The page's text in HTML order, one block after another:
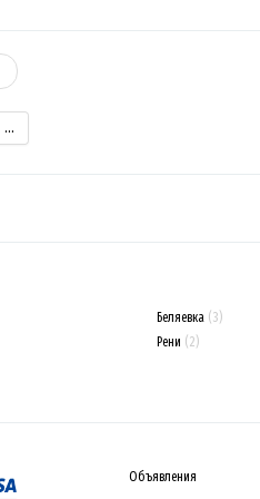
...
Беляевка (3)
Рени (2)
Объявления